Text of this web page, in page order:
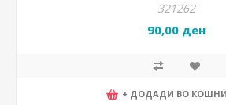
321262
90,00 ден
+ ДОДАДИ ВО